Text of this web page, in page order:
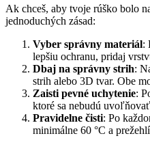
Ak chceš, aby tvoje rúško bolo
jednoduchých zásad:
Vyber správny materiál:
lepšiu ochranu, pridaj
Dbaj na správny strih:
strih alebo 3D tvar. Obe
Zaisti pevné uchytenie:
ktoré sa nebudú
Pravidelne čisti: Po
minimálne 60 °C a